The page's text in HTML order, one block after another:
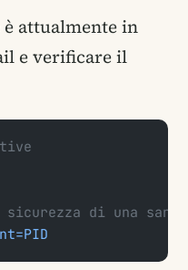
attualmente in
e verificare il
di una